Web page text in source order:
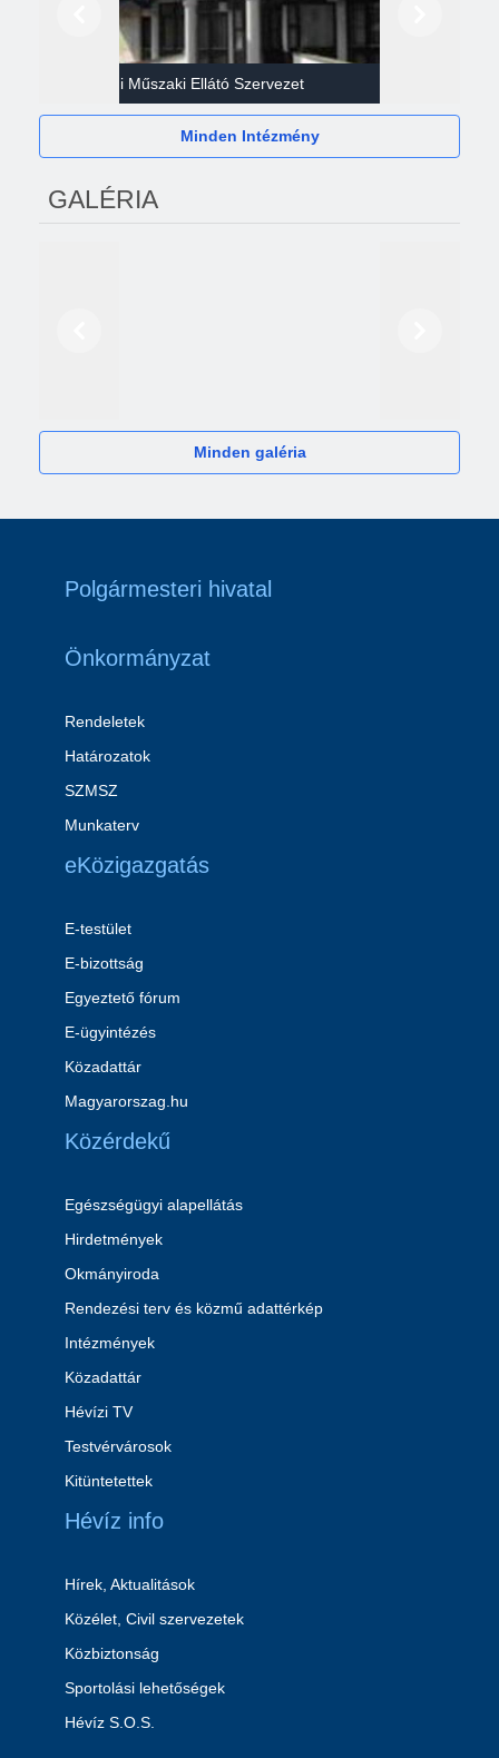
Gazdasági Műszaki Ellátó Szervezet
Minden Intézmény
GALÉRIA
Minden galéria
Polgármesteri hivatal
Önkormányzat
Rendeletek
Határozatok
SZMSZ
Munkaterv
eKözigazgatás
E-testület
E-bizottság
Egyeztető fórum
E-ügyintézés
Közadattár
Magyarorszag.hu
Közérdekű
Egészségügyi alapellátás
Hirdetmények
Okmányiroda
Rendezési terv és közmű adattérkép
Intézmények
Közadattár
Hévízi TV
Testvérvárosok
Kitüntetettek
Hévíz info
Hírek, Aktualitások
Közélet, Civil szervezetek
Közbiztonság
Sportolási lehetőségek
Hévíz S.O.S.